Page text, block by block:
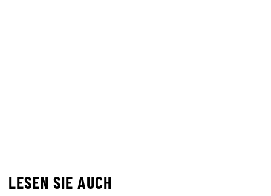
LESEN SIE AUCH